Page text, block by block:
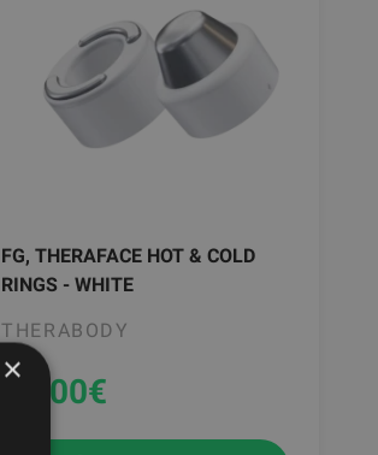
FG, THERAFACE HOT & COLD
RINGS - WHITE
THERABODY
99.00€
×